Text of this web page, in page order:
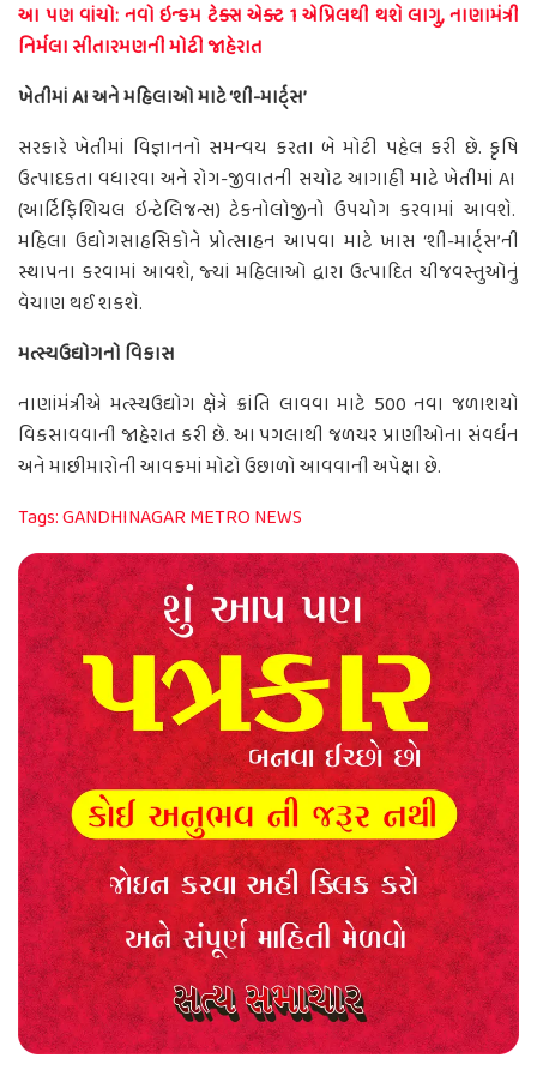
આ પણ વાંચો: નવો ઇન્કમ ટેક્સ એક્ટ 1 એપ્રિલથી થશે લાગુ, નાણામંત્રી
નિર્મલા સીતારમણની મોટી જાહેરાત
ખેતીમાં AI અને મહિલાઓ માટે ‘શી-માર્ટ્સ’
સરકારે ખેતીમાં વિજ્ઞાનનો સમન્વય કરતા બે મોટી પહેલ કરી છે. કૃષિ
ઉત્પાદકતા વધારવા અને રોગ-જીવાતની સચોટ આગાહી માટે ખેતીમાં AI
(આર્ટિફિશિયલ ઇન્ટેલિજન્સ) ટેકનોલોજીનો ઉપયોગ કરવામાં આવશે.
મહિલા ઉદ્યોગસાહસિકોને પ્રોત્સાહન આપવા માટે ખાસ ‘શી-માર્ટ્સ’ની
સ્થાપના કરવામાં આવશે, જ્યાં મહિલાઓ દ્વારા ઉત્પાદિત ચીજવસ્તુઓનું
વેચાણ થઈ શકશે.
મત્સ્યઉદ્યોગનો વિકાસ
નાણાંમંત્રીએ મત્સ્યઉદ્યોગ ક્ષેત્રે ક્રાંતિ લાવવા માટે 500 નવા જળાશયો
વિકસાવવાની જાહેરાત કરી છે. આ પગલાથી જળચર પ્રાણીઓના સંવર્ધન
અને માછીમારોની આવકમાં મોટો ઉછાળો આવવાની અપેક્ષા છે.
Tags:GANDHINAGAR METRO NEWS